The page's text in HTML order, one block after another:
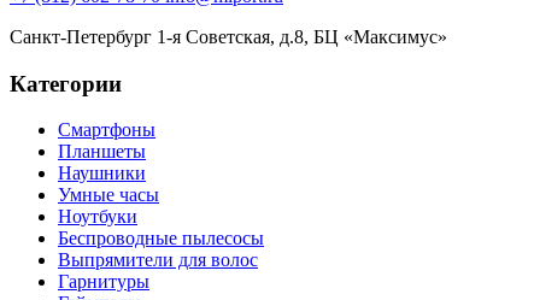
Санкт-Петербург 1-я Советская, д.8, БЦ «Максимус»
Категории
Смартфоны
Планшеты
Наушники
Умные часы
Ноутбуки
Беспроводные пылесосы
Выпрямители для волос
Гарнитуры